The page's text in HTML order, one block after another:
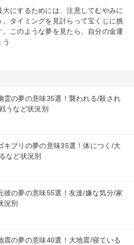
にするためには、注意してむやみに
タイミングを見計らって宝くじに挑
このような夢を見たら、自分の金運
う
霊の夢の意味35選！襲われる/殺され
うなど状況別
キブリの夢の意味35選！体につく/大
など状況別
彼の夢の意味55選！友達/嫌な気分/家
況別
震の夢の意味40選！大地震/寝ている